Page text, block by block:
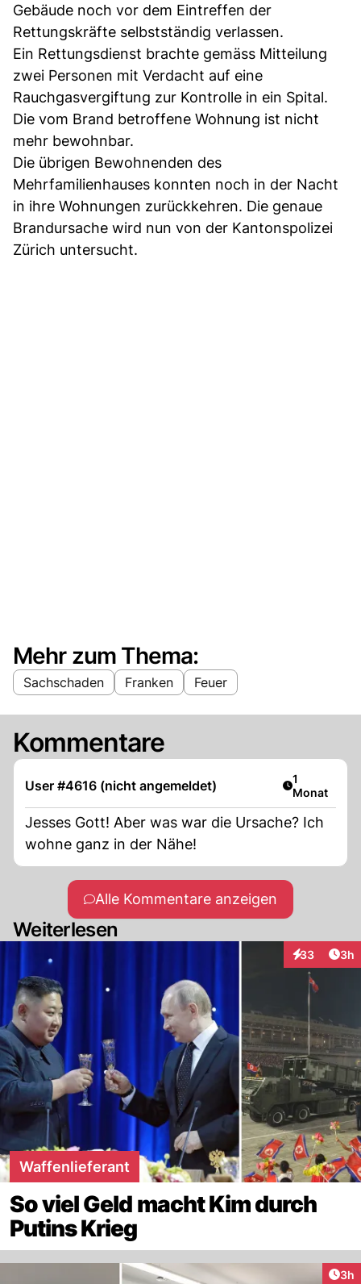
Gebäude noch vor dem Eintreffen der
Rettungskräfte selbstständig verlassen.
Ein Rettungsdienst brachte gemäss Mitteilung
zwei Personen mit Verdacht auf eine
Rauchgasvergiftung zur Kontrolle in ein Spital.
Die vom Brand betroffene Wohnung ist nicht
mehr bewohnbar.
Die übrigen Bewohnenden des
Mehrfamilienhauses konnten noch in der Nacht
in ihre Wohnungen zurückkehren. Die genaue
Brandursache wird nun von der Kantonspolizei
Zürich untersucht.
Mehr zum Thema:
Sachschaden Franken Feuer
Kommentare
User #4616 (nicht angemeldet) Artikel
1
Monat
Jesses Gott! Aber was war die Ursache? Ich
wohne ganz in der Nähe!
Alle Kommentare anzeigen
Weiterlesen
33
Interaktionen
3h
Waffenlieferant
So viel Geld macht Kim durch
Putins Krieg
3h